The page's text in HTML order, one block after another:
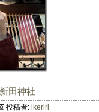
田神社
投稿者: ikeriri